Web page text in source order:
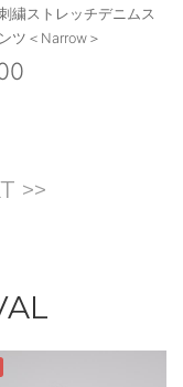
繍ストレッチデニムス
ツ＜Narrow＞
>>